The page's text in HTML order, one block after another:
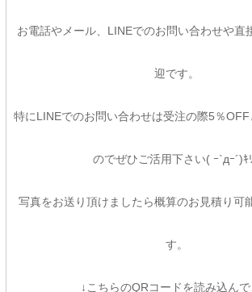
お電話やメール、LINEでのお問い合わせや直
迎です。
特にLINEでのお問い合わせは受注の際5％
のでぜひご活用下さい( ｰ`дｰ´)ｷ
写真をお送り頂けましたら概算のお見積り可
す。
↓こちらのQRコードを読み込んで